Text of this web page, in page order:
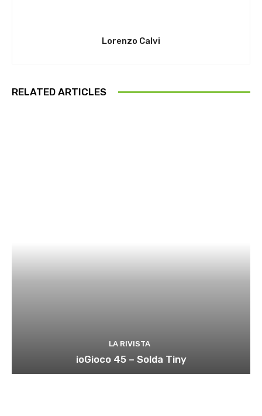
Lorenzo Calvi
RELATED ARTICLES
LA RIVISTA
ioGioco 45 – Solda Tiny